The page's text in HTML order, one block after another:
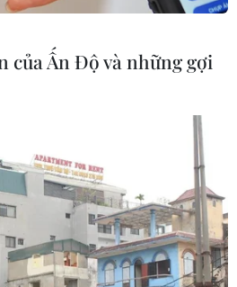
Cao tốc Bắc-Nam phía Đông.
của Ấn Độ và những gợi